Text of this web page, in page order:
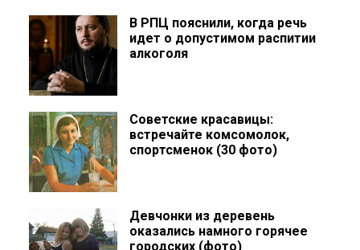
В РПЦ пояснили, когда речь
идет о допустимом распитии
алкоголя
Советские красавицы:
встречайте комсомолок,
спортсменок (30 фото)
Девчонки из деревень
оказались намного горячее
городских (фото)